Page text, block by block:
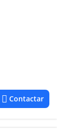
Contactar